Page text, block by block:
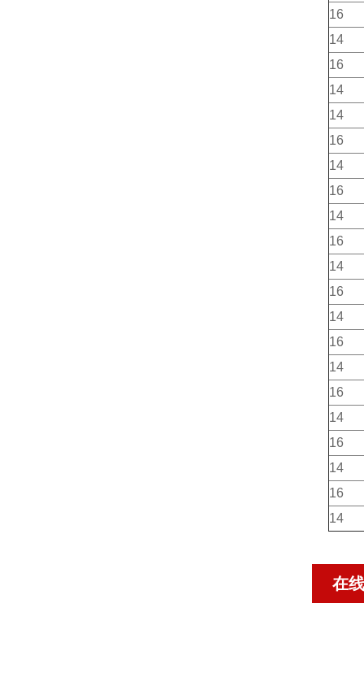
16
14
16
14
14
16
14
16
14
16
14
16
14
16
14
16
14
16
14
16
14
在